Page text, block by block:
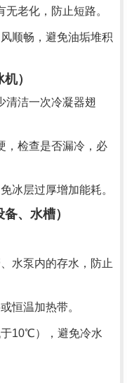
老化，防止短路。
顺畅，避免油垢堆积
）
清洁一次冷凝器翅
，检查是否漏冷，必
冰层过厚增加能耗。
、水槽）
水泵内的存水，防止
恒温加热带。
于10℃），避免冷水